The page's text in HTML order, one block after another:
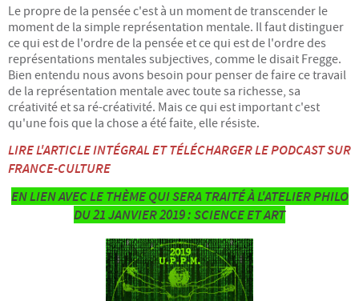
Le propre de la pensée c'est à un moment de transcender le
moment de la simple représentation mentale. Il faut distinguer
ce qui est de l'ordre de la pensée et ce qui est de l'ordre des
représentations mentales subjectives, comme le disait Fregge.
Bien entendu nous avons besoin pour penser de faire ce travail
de la représentation mentale avec toute sa richesse, sa
créativité et sa ré-créativité. Mais ce qui est important c'est
qu'une fois que la chose a été faite, elle résiste.
LIRE L'ARTICLE INTÉGRAL ET TÉLÉCHARGER LE PODCAST SUR
FRANCE-CULTURE
EN LIEN AVEC LE THÈME QUI SERA TRAITÉ À L'ATELIER PHILO
DU 21 JANVIER 2019 : SCIENCE ET ART